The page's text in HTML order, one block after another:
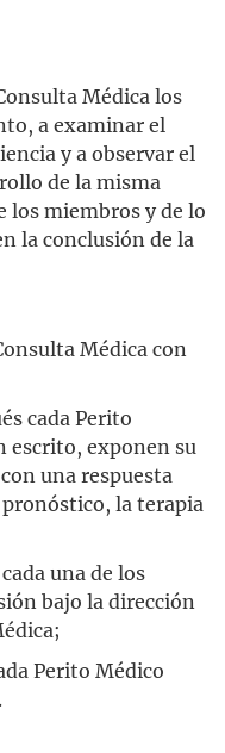
Médica los
a examinar el
y a observar el
de la misma
los miembros y de lo
la conclusión de la
Médica con
cada Perito
escrito, exponen su
una respuesta
la terapia
una de los
bajo la dirección
Perito Médico